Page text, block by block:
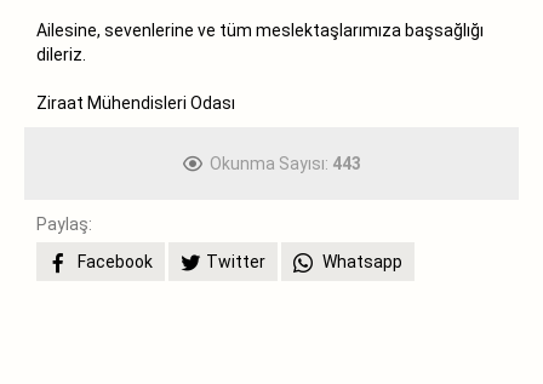
Ailesine, sevenlerine ve tüm meslektaşlarımıza başsağlığı
dileriz.
Ziraat Mühendisleri Odası
Okunma Sayısı: 443
Paylaş:
Facebook
Twitter Whatsapp